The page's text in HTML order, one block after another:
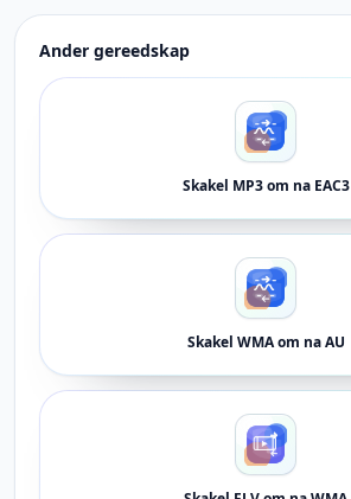
Ander gereedskap
Skakel MP3 om na EAC3
Skakel WMA om na AU